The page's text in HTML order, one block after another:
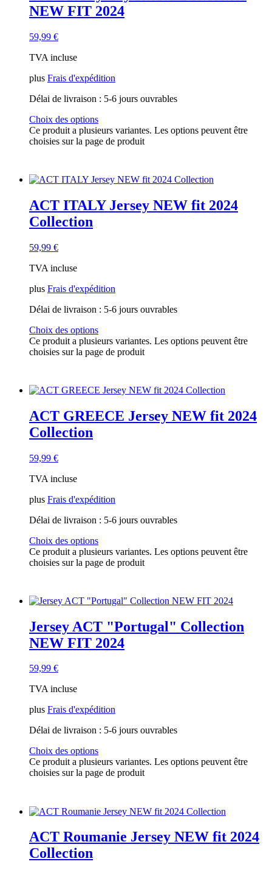
NEW FIT 2024
59,99 €
TVA incluse
plus Frais d'expédition
Délai de livraison : 5-6 jours ouvrables
Choix des options
Ce produit a plusieurs variantes. Les options peuvent être
choisies sur la page de produit
ACT ITALY Jersey NEW fit 2024
Collection
59,99 €
TVA incluse
plus Frais d'expédition
Délai de livraison : 5-6 jours ouvrables
Choix des options
Ce produit a plusieurs variantes. Les options peuvent être
choisies sur la page de produit
ACT GREECE Jersey NEW fit 2024
Collection
59,99 €
TVA incluse
plus Frais d'expédition
Délai de livraison : 5-6 jours ouvrables
Choix des options
Ce produit a plusieurs variantes. Les options peuvent être
choisies sur la page de produit
Jersey ACT "Portugal" Collection
NEW FIT 2024
59,99 €
TVA incluse
plus Frais d'expédition
Délai de livraison : 5-6 jours ouvrables
Choix des options
Ce produit a plusieurs variantes. Les options peuvent être
choisies sur la page de produit
ACT Roumanie Jersey NEW fit 2024
Collection